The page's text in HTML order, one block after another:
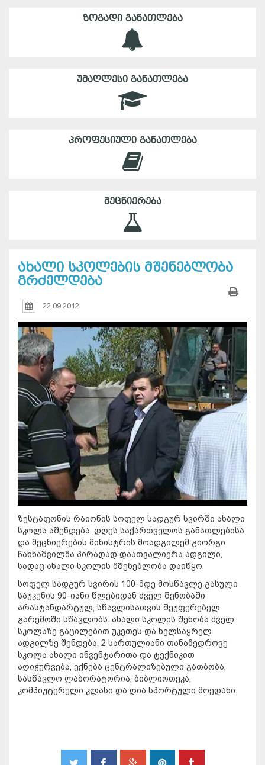
ᲖᲝᲒᲐᲓᲘ ᲒᲐᲜᲐᲗᲚᲔᲑᲐ
ᲣᲛᲐᲦᲚᲔᲡᲘ ᲒᲐᲜᲐᲗᲚᲔᲑᲐ
ᲞᲠᲝᲤᲔᲡᲘᲣᲚᲘ ᲒᲐᲜᲐᲗᲚᲔᲑᲐ
ᲛᲔᲪᲜᲘᲔᲠᲔᲑᲐ
ახალი სკოლების მშენებლობა
გრძელდება
22.09.2012
ზესტაფონის რაიონის სოფელ სადგურ სვირში ახალი
სკოლა აშენდება. დღეს საქართველოს განათლებისა
და მეცნიერების მინისტრის მოადგილემ გიორგი
ჩახნაშვილმა პირადად დაათვალიერა ადგილი,
სადაც ახალი სკოლის მშენებლობა დაიწყო.
სოფელ სადგურ სვირის 100-მდე მოსწავლე გასული
საუკუნის 90-იანი წლებიდან ძველ შენობაში
არასტანდარტულ, სწავლისათვის შეუფერებელ
გარემოში სწავლობს. ახალი სკოლის შენობა ძველ
სკოლაზე გაცილებით უკეთეს და ხელსაყრელ
ადგილზე შენდება, 2 სართულიანი თანამედროვე
სკოლა ახალი ინვენტარითა და ტექნიკით
აღიჭურვება, ექნება ცენტრალიზებული გათბობა,
სასწავლო ლაბორატორია, ბიბლიოთეკა,
კომპიუტერული კლასი და ღია სპორტული მოედანი.